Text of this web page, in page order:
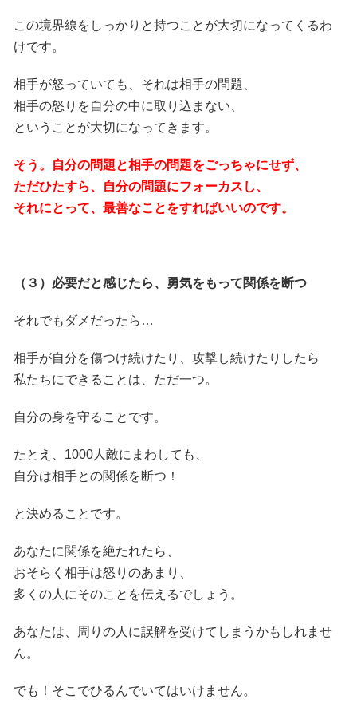
この境界線をしっかりと持つことが大切になってくるわ
けです。
相手が怒っていても、それは相手の問題、
相手の怒りを自分の中に取り込まない、
ということが大切になってきます。
そう。自分の問題と相手の問題をごっちゃにせず、
ただひたすら、自分の問題にフォーカスし、
それにとって、最善なことをすればいいのです。
（３）必要だと感じたら、勇気をもって関係を断つ
それでもダメだったら…
相手が自分を傷つけ続けたり、攻撃し続けたりしたら
私たちにできることは、ただ一つ。
自分の身を守ることです。
たとえ、1000人敵にまわしても、
自分は相手との関係を断つ！
と決めることです。
あなたに関係を絶たれたら、
おそらく相手は怒りのあまり、
多くの人にそのことを伝えるでしょう。
あなたは、周りの人に誤解を受けてしまうかもしれませ
ん。
でも！そこでひるんでいてはいけません。